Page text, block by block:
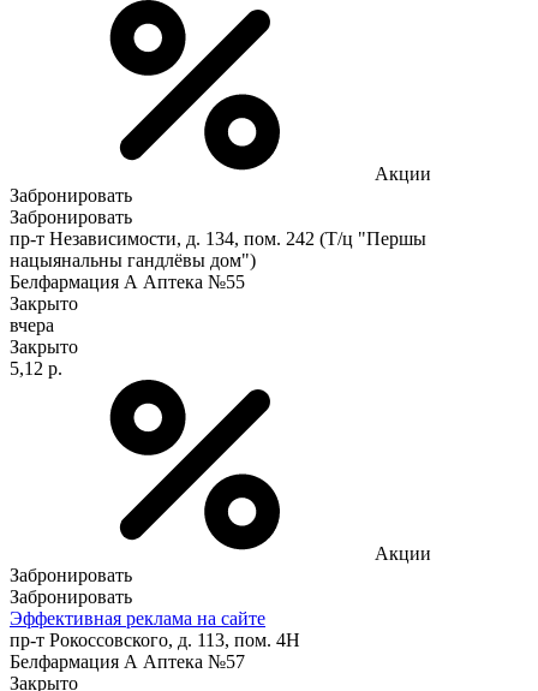
Акции
Забронировать
Забронировать
пр-т Независимости, д. 134, пом. 242 (Т/ц "Першы
нацыянальны гандлёвы дом")
Белфармация А Аптека №55
Закрыто
вчера
Закрыто
5,12 р.
Акции
Забронировать
Забронировать
Эффективная реклама на сайте
пр-т Рокоссовского, д. 113, пом. 4Н
Белфармация А Аптека №57
Закрыто